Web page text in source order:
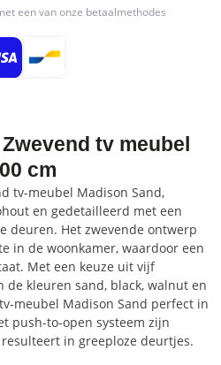
een van onze betaalmethodes
tv meubel
cm
tv-meubel Madison Sand,
en gedetailleerd met een
deuren. Het zwevende ontwerp
in de woonkamer, waardoor een
Met een keuze uit vijf
kleuren sand, black, walnut en
meubel Madison Sand perfect in
push-to-open systeem zijn
in greeploze deurtjes.